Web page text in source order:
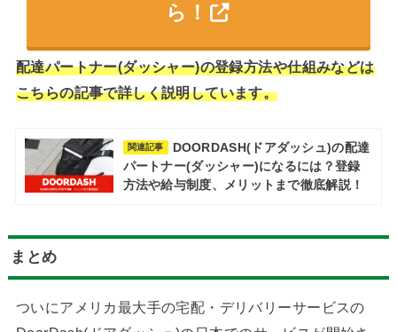
ら！
配達パートナー(ダッシャー)の登録方法や仕組みなどは
こちらの記事で詳しく説明しています。
関連記事
DOORDASH(ドアダッシュ)の配達
パートナー(ダッシャー)になるには？登録
方法や給与制度、メリットまで徹底解説！
まとめ
ついにアメリカ最大手の宅配・デリバリーサービスの